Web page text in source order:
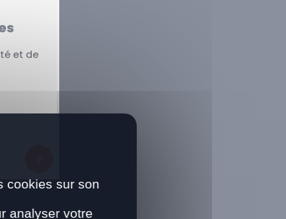
et de
cookies sur son
analyser votre